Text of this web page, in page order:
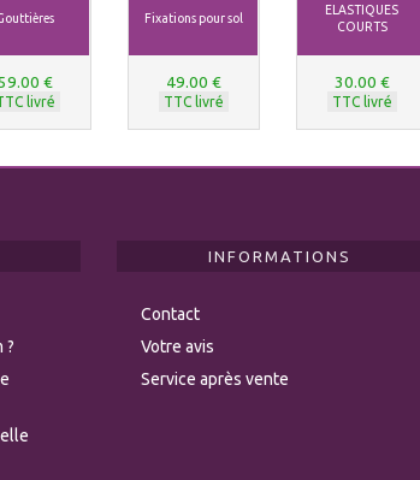
€
livré
Fixations pour sol
49.00 €
TTC livré
ELASTIQUES
COURTS
30.00 €
TTC livré
?
INFORMATIONS
Contact
Votre avis
Service après vente